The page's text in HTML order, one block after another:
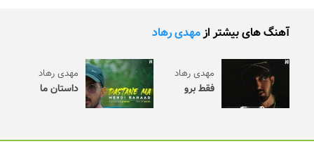
آهنگ های بیشتر ازمهدی رهاد
مهدی رهاد
فقط برو
مهدی رهاد
داستان ما